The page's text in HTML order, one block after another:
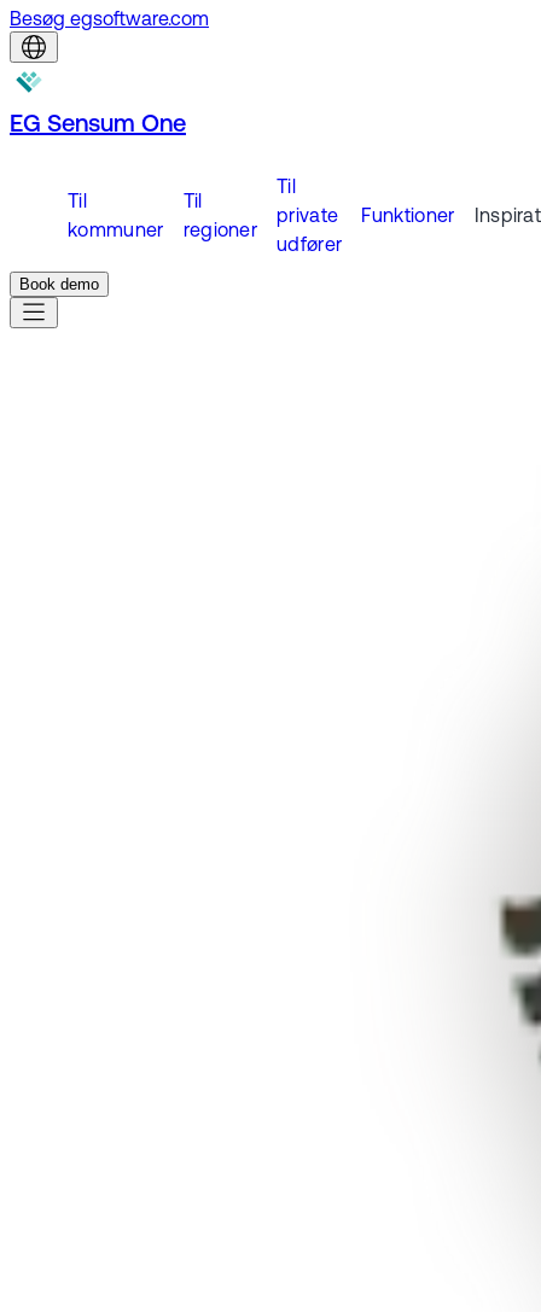
Besøg egsoftware.com
EG Sensum One
Til
kommuner
Til
regioner
Til
private
udfører
Funktioner
Book demo